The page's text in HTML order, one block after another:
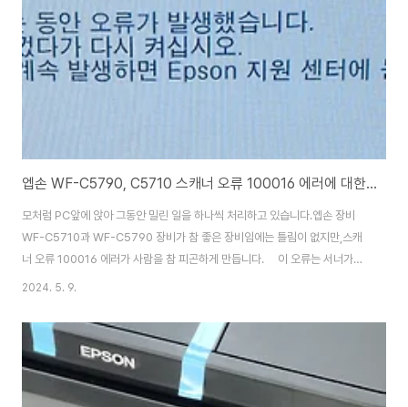
엡손 WF-C5790, C5710 스캐너 오류 100016 에러에 대한 해결 방법
모처럼 PC앞에 앉아 그동안 밀린 일을 하나씩 처리하고 있습니다.엡손 장비
WF-C5710과 WF-C5790 장비가 참 좋은 장비임에는 틀림이 없지만,스캐
너 오류 100016 에러가 사람을 참 피곤하게 만듭니다. 이 오류는 서너가지
원인에 의해 발생됩니다.크게 소프트웨어적인 문제와 하드웨어적인 문제 두가
해 다루고자 합니다. 제 블로그 이사 갑니다. http://www.printpro.kr 로
오십시요. https://www.printpro.kr/2024/08/blog-post_24.html 엡
손 WF-C5790, WF-C5710 100016 스캐너 오류 수리엡손 프린터를 사용
하다 보면 만나게 되는 오류 중 하나가..
2024. 5. 9.